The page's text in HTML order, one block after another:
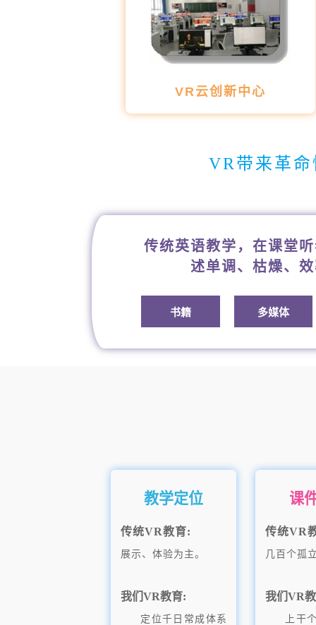
VR云创新中心
VR带来革
传统英语教学，在课堂
述单调、枯燥、
书籍 多媒体
教学定位
传统VR教育:
展示、体验为主。
我们VR教育:
定位千日常成体系
课
传统VR
几百个孤
我们VR
上干